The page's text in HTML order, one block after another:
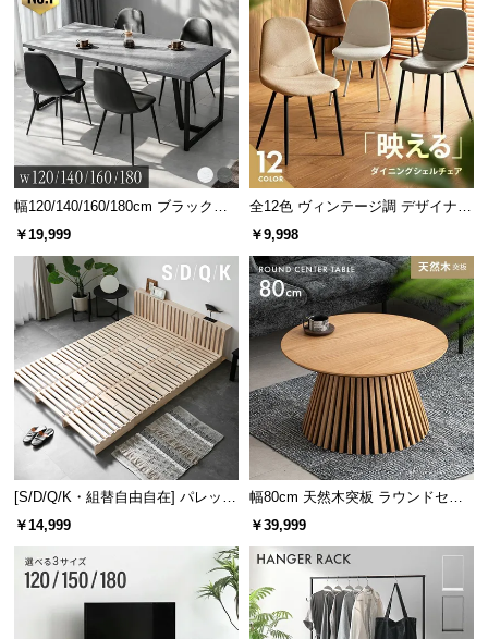
幅120/140/160/180cm ブラックフ
レーム ダイニング 大理石調 4人掛
￥19,999
全12色 ヴィンテージ調 デザイナー
ズシェルチェア
￥9,998
[S/D/Q/K・組替自由自在] パレット
ベッド 8/12/16枚セット
￥14,999
幅80cm 天然木突板 ラウンドセン
ターテーブル 美しい格子デザイン
￥39,999